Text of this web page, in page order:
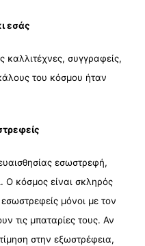
εσάς
καλλιτέχνες, συγγραφείς,
του κόσμου ήταν
εσωστρεφή,
Ο κόσμος είναι σκληρός
μόνοι με τον
τις μπαταρίες τους. Αν
στην εξωστρέφεια,